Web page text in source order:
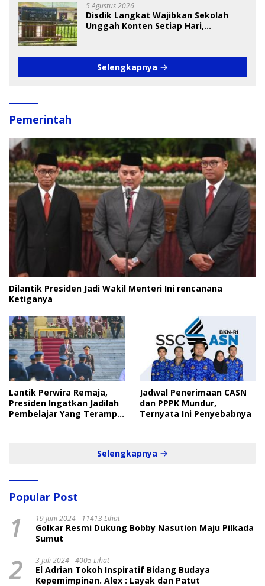
5 Agustus 2026
Disdik Langkat Wajibkan Sekolah
Unggah Konten Setiap Hari,
Selengkapnya
Pemerintah
Dilantik Presiden Jadi Wakil Menteri Ini rencanana
Ketiganya
Lantik Perwira Remaja,
Presiden Ingatkan Jadilah
Pembelajar Yang Terampil
Jadwal Penerimaan CASN
dan PPPK Mundur,
Ternyata Ini Penyebabnya
Selengkapnya
Popular Post
1 19 Juni 2024 11413 Lihat
Golkar Resmi Dukung Bobby Nasution Maju Pilkada
Sumut
2 3 Juli 2024 4005 Lihat
El Adrian Tokoh Inspiratif Bidang Budaya
Kepemimpinan. Alex : Layak dan Patut